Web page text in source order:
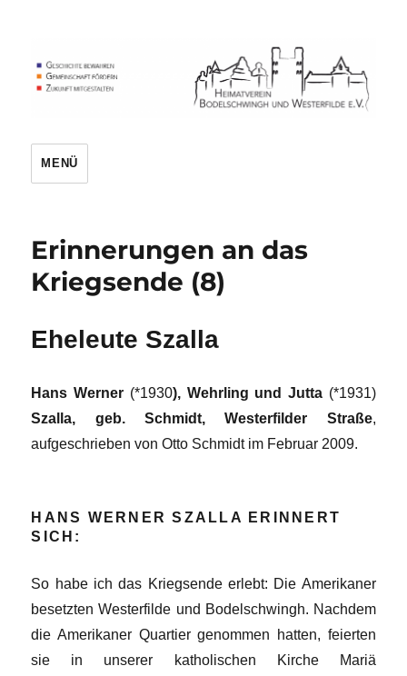
MENÜ
Erinnerungen an das
Kriegsende (8)
Eheleute Szalla
Hans Werner (*1930), Wehrling und Jutta (*1931)
Szalla, geb. Schmidt, Westerfilder Straße,
aufgeschrieben von Otto Schmidt im Februar 2009.
HANS WERNER SZALLA ERINNERT
SICH:
So habe ich das Kriegsende erlebt: Die Amerikaner
besetzten Westerfilde und Bodelschwingh. Nachdem
die Amerikaner Quartier genommen hatten, feierten
sie in unserer katholischen Kirche Mariä